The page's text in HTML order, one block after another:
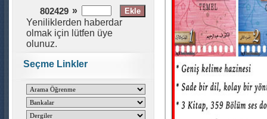
802429 »
Yeniliklerden haberdar
olmak için lütfen üye
olunuz.
Seçme Linkler